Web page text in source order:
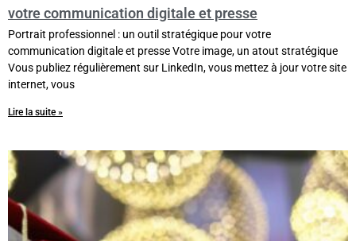
votre communication digitale et presse
Portrait professionnel : un outil stratégique pour votre
communication digitale et presse Votre image, un atout stratégique
Vous publiez régulièrement sur LinkedIn, vous mettez à jour votre site
internet, vous
Lire la suite »